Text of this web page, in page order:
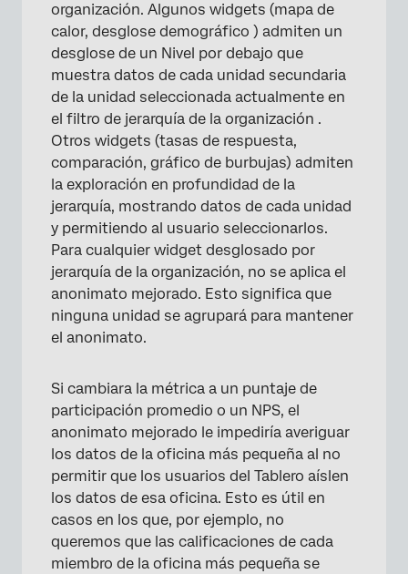
organización. Algunos widgets (mapa de
calor, desglose demográfico ) admiten un
desglose de un Nivel por debajo que
muestra datos de cada unidad secundaria
de la unidad seleccionada actualmente en
el filtro de jerarquía de la organización .
Otros widgets (tasas de respuesta,
comparación, gráfico de burbujas) admiten
la exploración en profundidad de la
jerarquía, mostrando datos de cada unidad
y permitiendo al usuario seleccionarlos.
Para cualquier widget desglosado por
jerarquía de la organización, no se aplica el
anonimato mejorado. Esto significa que
ninguna unidad se agrupará para mantener
el anonimato.
Si cambiara la métrica a un puntaje de
participación promedio o un NPS, el
anonimato mejorado le impediría averiguar
los datos de la oficina más pequeña al no
permitir que los usuarios del Tablero aíslen
los datos de esa oficina. Esto es útil en
casos en los que, por ejemplo, no
queremos que las calificaciones de cada
miembro de la oficina más pequeña se